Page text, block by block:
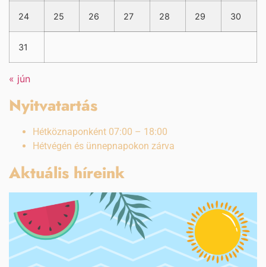
24 25 26 27 28 29 30
31
« jún
Nyitvatartás
Hétköznaponként 07:00 – 18:00
Hétvégén és ünnepnapokon zárva
Aktuális híreink